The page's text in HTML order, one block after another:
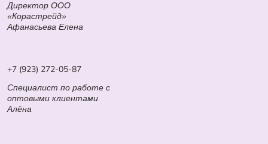
Директор ООО
«Корастрейд»
Афанасьева Елена
+7 (923) 272-05-87
Специалист по работе с
оптовыми клиентами
Алёна